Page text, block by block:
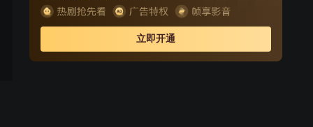
车》、《张广泰回家》和《大小九头案》八段。 现在关于
八大棍是哪八部长篇单口相声的说法很多，而且这样的段
子本身除了上边介绍的八篇以外还有不少，比如《古董
王》、《张双喜》、《贼鬼夺刀》，乃至后来出现的大家
立即开通